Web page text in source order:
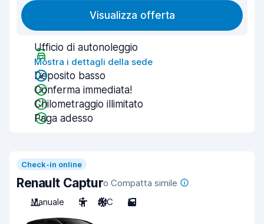
Visualizza offerta
Ufficio di autonoleggio
Mostra i dettagli della sede
Deposito basso
Conferma immediata!
Chilometraggio illimitato
Paga adesso
Check-in online
Renault Capturo Compatta simile
Manuale
5 A/C 5